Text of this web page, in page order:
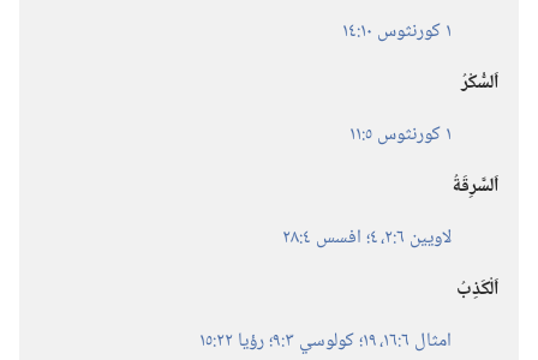
١ كورنثوس ١٠:‏١٤
اَلسُّكْرُ
١ كورنثوس ٥:‏١١
اَلسَّرِقَةُ
لاويين ٦:‏٢،‏
افسس ٤:‏٢٨
اَلْكَذِبُ
امثال ٦:‏١٦،‏
كولوسي ٣:‏٩؛‏
رؤيا ٢٢:‏١٥